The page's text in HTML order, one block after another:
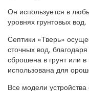
Он используется в
уровнях грунтовых вод.
Септики «Тверь»
сточных вод,
сброшена в грунт или
использована для
Все модели